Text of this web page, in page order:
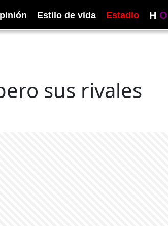
Estilo de vida Estadio H O
sus rivales